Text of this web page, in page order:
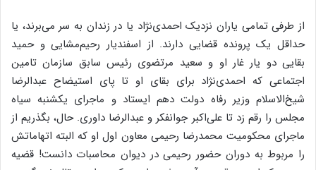
از طرفی تمامی یاران نزدیک احمدی‌نژاد یا در زندان به سر می‌برند، یا
حداقل یک پرونده قضایی دارند. از اسفندیار رحیم‌مشایی و حمید
بقایی دو یار غار او و سعید مرتضوی رئیس سابق سازمان تامین
اجتماعی که احمدی‌نژاد برای بقای او تا پای استیضاح عبدالرضا
شیخ‌الاسلام وزیر رفاه دولت دهم ایستاد و ماجرای یکشنبه سیاه
مجلس را رقم زد تا علی‌اکبر جوانفکر و عبدالرضا داوری. حال، بگذریم از
ماجرای محکومیت محمدرضا رحیمی معاون اول او که البته اتهاماتش
را مربوط به دوران حضور رحیمی در دیوان محاسبات دانست! قضیه